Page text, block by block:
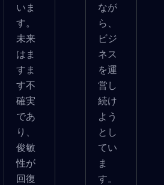
いま
す。
未来
はま
すま
す不
確実
であ
り、
俊敏
性が
回復
なが
ら、
ビジ
ネス
を運
営し
続け
よう
とし
てい
ま
す。